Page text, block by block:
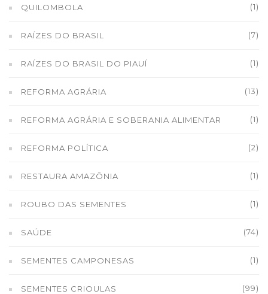
QUILOMBOLA (1)
RAÍZES DO BRASIL (7)
RAÍZES DO BRASIL DO PIAUÍ (1)
REFORMA AGRÁRIA (13)
REFORMA AGRÁRIA E SOBERANIA ALIMENTAR (1)
REFORMA POLÍTICA (2)
RESTAURA AMAZÔNIA (1)
ROUBO DAS SEMENTES (1)
SAÚDE (74)
SEMENTES CAMPONESAS (1)
SEMENTES CRIOULAS (99)